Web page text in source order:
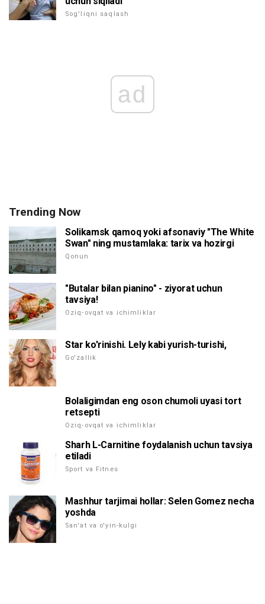
Sog'liqni saqlash
ad
Trending Now
Solikamsk qamoq yoki afsonaviy "The White
Swan" ning mustamlaka: tarix va hozirgi
Qonun
"Butalar bilan pianino" - ziyorat uchun
tavsiya!
Oziq-ovqat va ichimliklar
Star ko'rinishi. Lely kabi yurish-turishi,
Go'zallik
Bolaligimdan eng oson chumoli uyasi tort
retsepti
Oziq-ovqat va ichimliklar
Sharh L-Carnitine foydalanish uchun tavsiya
etiladi
Sport va Fitnes
Mashhur tarjimai hollar: Selen Gomez necha
yoshda
San'at va o'yin-kulgi